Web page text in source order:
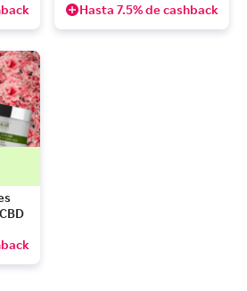
Hasta 7.5% de cashback